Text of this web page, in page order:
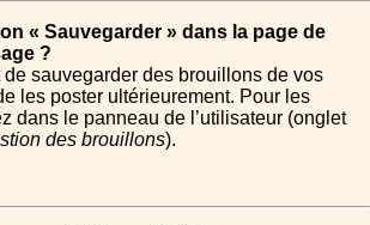
« Sauvegarder » dans la page de
?
de sauvegarder des brouillons de vos
les poster ultérieurement. Pour les
dans le panneau de l’utilisateur (onglet
des brouillons).